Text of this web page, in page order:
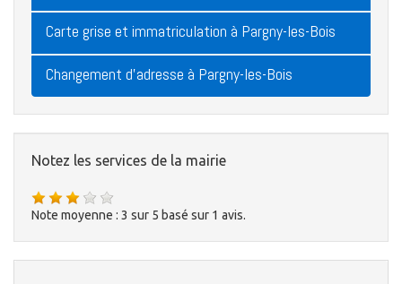
Carte grise et immatriculation à Pargny-les-Bois
Changement d'adresse à Pargny-les-Bois
Notez les services de la mairie
Note moyenne : 3 sur 5 basé sur 1 avis.